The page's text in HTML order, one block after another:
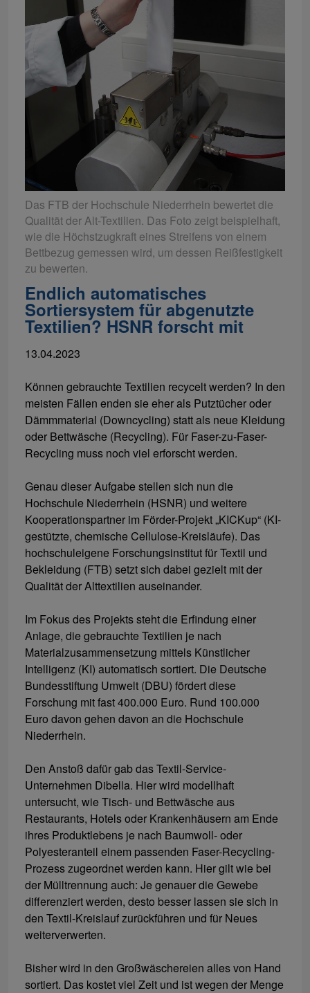
Das FTB der Hochschule Niederrhein bewertet die
Qualität der Alt-Textilien. Das Foto zeigt beispielhaft,
wie die Höchstzugkraft eines Streifens von einem
Bettbezug gemessen wird, um dessen Reißfestigkeit
zu bewerten.
Endlich automatisches
Sortiersystem für abgenutzte
Textilien? HSNR forscht mit
13.04.2023
Können gebrauchte Textilien recycelt werden? In den
meisten Fällen enden sie eher als Putztücher oder
Dämmmaterial (Downcycling) statt als neue Kleidung
oder Bettwäsche (Recycling). Für Faser-zu-Faser-
Recycling muss noch viel erforscht werden.
Genau dieser Aufgabe stellen sich nun die
Hochschule Niederrhein (HSNR) und weitere
Kooperationspartner im Förder-Projekt „KICKup“ (KI-
gestützte, chemische Cellulose-Kreisläufe). Das
hochschuleigene Forschungsinstitut für Textil und
Bekleidung (FTB) setzt sich dabei gezielt mit der
Qualität der Alttextilien auseinander.
Im Fokus des Projekts steht die Erfindung einer
Anlage, die gebrauchte Textilien je nach
Materialzusammensetzung mittels Künstlicher
Intelligenz (KI) automatisch sortiert. Die Deutsche
Bundesstiftung Umwelt (DBU) fördert diese
Forschung mit fast 400.000 Euro. Rund 100.000
Euro davon gehen davon an die Hochschule
Niederrhein.
Den Anstoß dafür gab das Textil-Service-
Unternehmen Dibella. Hier wird modellhaft
untersucht, wie Tisch- und Bettwäsche aus
Restaurants, Hotels oder Krankenhäusern am Ende
ihres Produktlebens je nach Baumwoll- oder
Polyesteranteil einem passenden Faser-Recycling-
Prozess zugeordnet werden kann. Hier gilt wie bei
der Mülltrennung auch: Je genauer die Gewebe
differenziert werden, desto besser lassen sie sich in
den Textil-Kreislauf zurückführen und für Neues
weiterverwerten.
Bisher wird in den Großwäschereien alles von Hand
sortiert. Das kostet viel Zeit und ist wegen der Menge